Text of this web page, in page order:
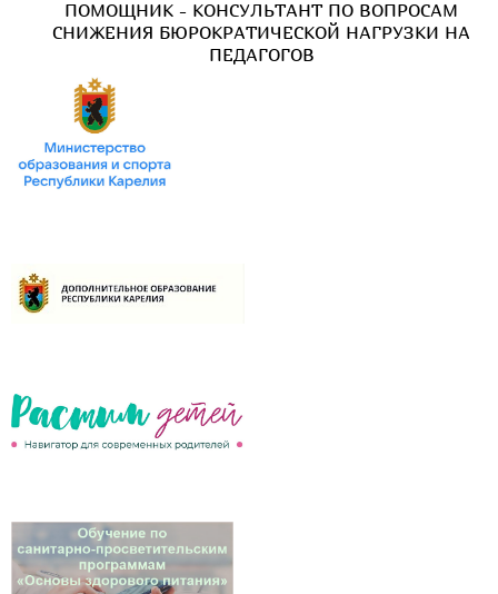
ПОМОЩНИК - КОНСУЛЬТАНТ ПО ВОПРОСАМ
СНИЖЕНИЯ БЮРОКРАТИЧЕСКОЙ НАГРУЗКИ НА
ПЕДАГОГОВ